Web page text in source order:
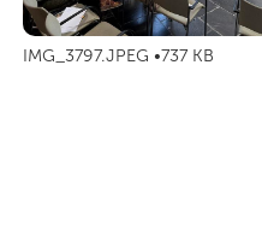
IMG_3797.JPEG 737 KB